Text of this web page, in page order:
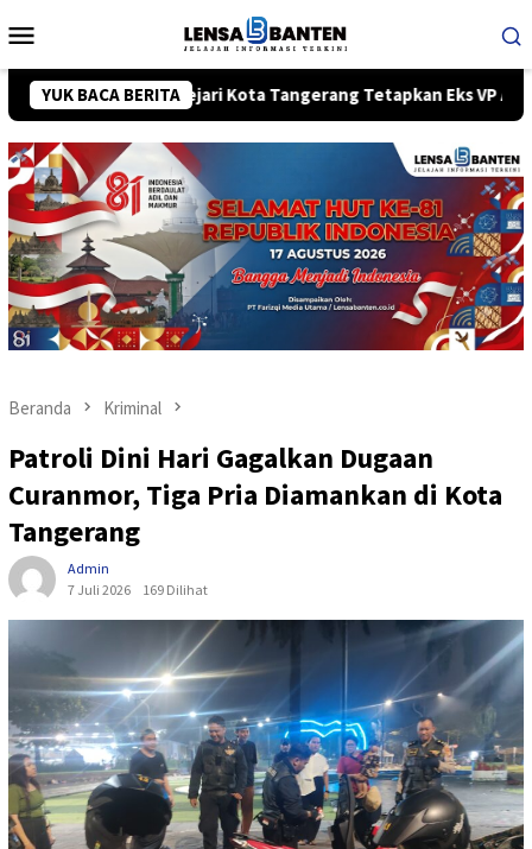
ke
Mobile
YUK BACA BERITA
Kejari Kota Tangerang Tetapkan Eks VP Angkasa Pura
Beranda Kriminal
Patroli Dini Hari Gagalkan Dugaan
Curanmor, Tiga Pria Diamankan di Kota
Tangerang
Admin
7 Juli 2026
169 Dilihat